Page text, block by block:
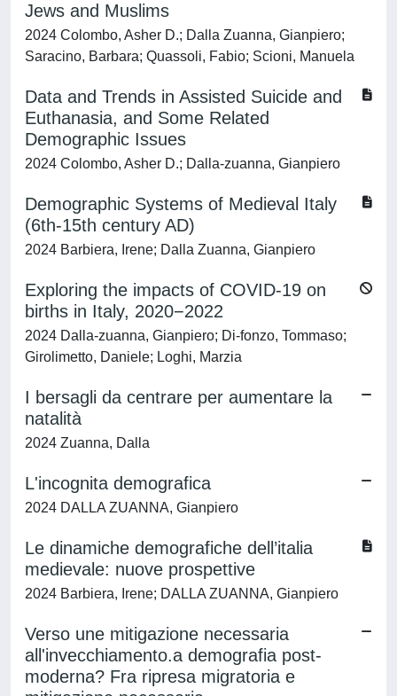
Jews and Muslims
2024 Colombo, Asher D.; Dalla Zuanna, Gianpiero;
Saracino, Barbara; Quassoli, Fabio; Scioni, Manuela
Data and Trends in Assisted Suicide and
Euthanasia, and Some Related
Demographic Issues
2024 Colombo, Asher D.; Dalla‐zuanna, Gianpiero
Demographic Systems of Medieval Italy
(6th-15th century AD)
2024 Barbiera, Irene; Dalla Zuanna, Gianpiero
Exploring the impacts of COVID‐19 on
births in Italy, 2020−2022
2024 Dalla‐zuanna, Gianpiero; Di‐fonzo, Tommaso;
Girolimetto, Daniele; Loghi, Marzia
I bersagli da centrare per aumentare la
natalità
2024 Zuanna, Dalla
L'incognita demografica
2024 DALLA ZUANNA, Gianpiero
Le dinamiche demografiche dell’italia
medievale: nuove prospettive
2024 Barbiera, Irene; DALLA ZUANNA, Gianpiero
Verso une mitigazione necessaria
all'invecchiamento.a demografia post-
moderna? Fra ripresa migratoria e